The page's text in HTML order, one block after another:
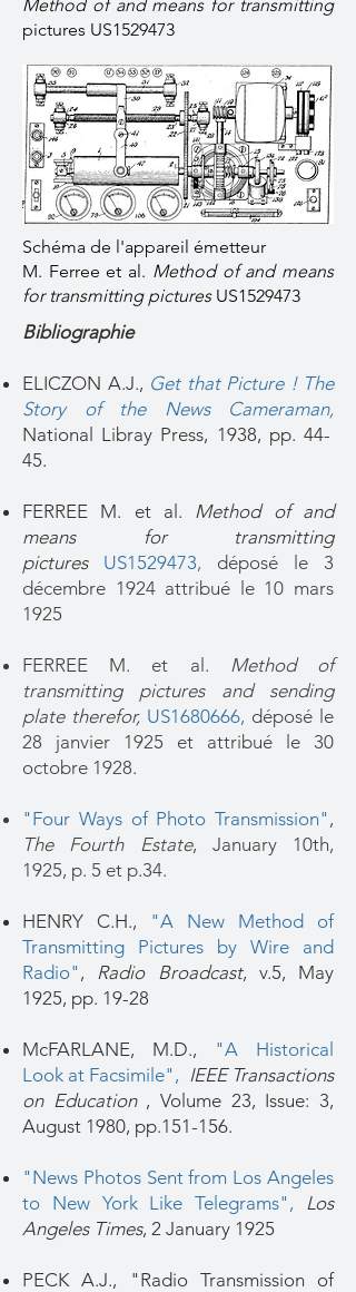
Method of and means for transmitting
pictures US1529473
Schéma de l'appareil émetteur
M. Ferree et al. Method of and means
for transmitting pictures US1529473
Bibliographie
ELICZON A.J., Get that Picture ! The
Story of the News Cameraman,
National Libray Press, 1938, pp. 44-
45.
FERREE M. et al. Method of and
means for transmitting
pictures
US1529473,
déposé le 3
décembre 1924 attribué le 10 mars
1925
FERREE M. et al. Method of
transmitting pictures and sending
plate therefor, US1680666, déposé le
28 janvier 1925 et attribué le 30
octobre 1928.
"Four Ways of Photo Transmission" ,
The Fourth Estate, January 10th,
1925, p. 5 et p.34.
HENRY C.H., "A New Method of
Transmitting Pictures by Wire and
Radio" , Radio Broadcast, v.5, May
1925, pp. 19-28
McFARLANE, M.D., "A Historical
Look at Facsimile", IEEE Transactions
on Education, Volume 23, Issue: 3,
August 1980, pp.151-156.
"News Photos Sent from Los Angeles
to New York Like Telegrams",
Los
Angeles Times, 2 January 1925
PECK A.J., "Radio Transmission of